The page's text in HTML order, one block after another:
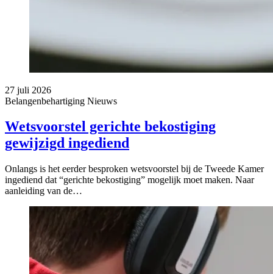
27 juli 2026
Belangenbehartiging Nieuws
Wetsvoorstel gerichte bekostiging
gewijzigd ingediend
Onlangs is het eerder besproken wetsvoorstel bij de Tweede Kamer
ingediend dat “gerichte bekostiging” mogelijk moet maken. Naar
aanleiding van de…